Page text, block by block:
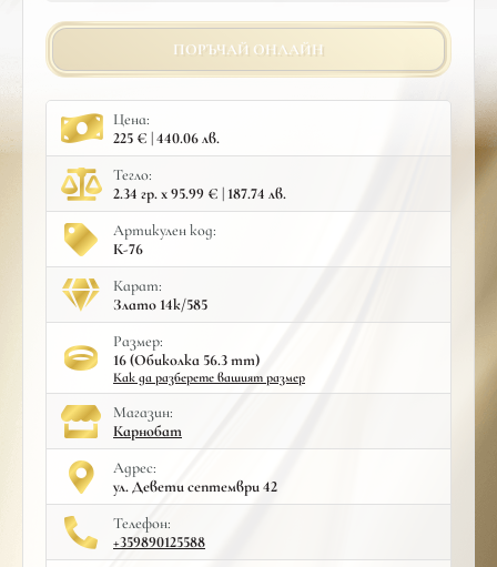
ПОРЪЧАЙ ОНЛАЙН
Цена:
225 € | 440.06 лв.
Тегло:
2.34 гр. x 95.99 € | 187.74 лв.
Артикулен код:
К-76
Карат:
Злато 14к/585
Размер:
16 (Обиколка 56.3 mm)
Как да разберете вашият размер
Mагазин:
Карнобат
Адрес:
ул. Девети септември 42
Телефон:
+359890125588